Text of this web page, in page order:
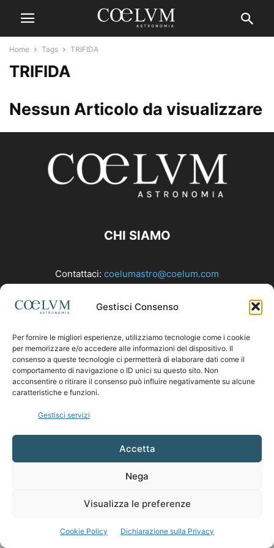
Gestisci Consenso
Per fornire le migliori esperienze, utilizziamo tecnologie come i cookie
per memorizzare e/o accedere alle informazioni del dispositivo. Il
consenso a queste tecnologie ci permetterà di elaborare dati come il
comportamento di navigazione o ID unici su questo sito. Non
acconsentire o ritirare il consenso può influire negativamente su alcune
caratteristiche e funzioni.
Gestisci servizi
Accetta
Nega
Visualizza le preferenze
Cookie Policy Dichiarazione sulla Privacy
Home Tags TRIFIDA
TRIFIDA
Nessun Articolo da visualizzare
CHI SIAMO
Contattaci: coelumastro@coelum.com
SEGUICI